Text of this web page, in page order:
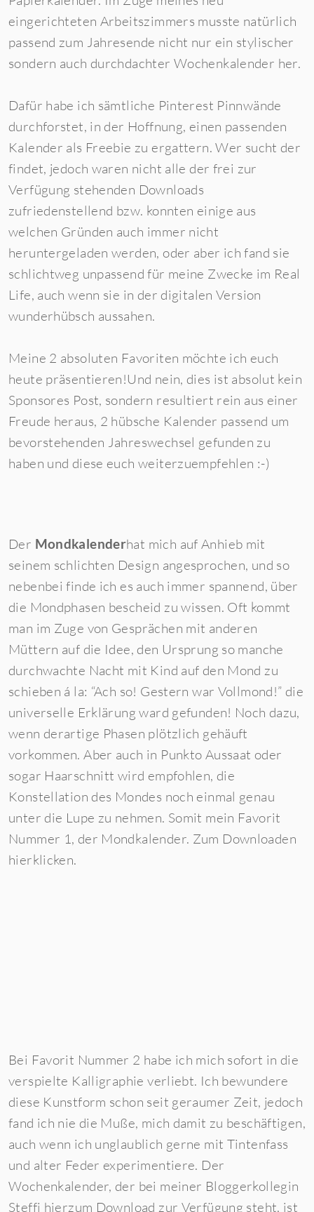
eingerichteten Arbeitszimmers musste natürlich
passend zum Jahresende nicht nur ein stylischer
sondern auch durchdachter Wochenkalender her.
Dafür habe ich sämtliche Pinterest Pinnwände
durchforstet, in der Hoffnung, einen passenden
Kalender als Freebie zu ergattern. Wer sucht der
findet, jedoch waren nicht alle der frei zur
Verfügung stehenden Downloads
zufriedenstellend bzw. konnten einige aus
welchen Gründen auch immer nicht
heruntergeladen werden, oder aber ich fand sie
schlichtweg unpassend für meine Zwecke im Real
Life, auch wenn sie in der digitalen Version
wunderhübsch aussahen.
Meine 2 absoluten Favoriten möchte ich euch
heute präsentieren!Und nein, dies ist absolut kein
Sponsores Post, sondern resultiert rein aus einer
Freude heraus, 2 hübsche Kalender passend um
bevorstehenden Jahreswechsel gefunden zu
haben und diese euch weiterzuempfehlen :-)
Der Mondkalenderhat mich auf Anhieb mit
seinem schlichten Design angesprochen, und so
nebenbei finde ich es auch immer spannend, über
die Mondphasen bescheid zu wissen. Oft kommt
man im Zuge von Gesprächen mit anderen
Müttern auf die Idee, den Ursprung so manche
durchwachte Nacht mit Kind auf den Mond zu
schieben á la: “Ach so! Gestern war Vollmond!” die
universelle Erklärung ward gefunden! Noch dazu,
wenn derartige Phasen plötzlich gehäuft
vorkommen. Aber auch in Punkto Aussaat oder
sogar Haarschnitt wird empfohlen, die
Konstellation des Mondes noch einmal genau
unter die Lupe zu nehmen. Somit mein Favorit
Nummer 1, der Mondkalender. Zum Downloaden
hierklicken.
Bei Favorit Nummer 2 habe ich mich sofort in die
verspielte Kalligraphie verliebt. Ich bewundere
diese Kunstform schon seit geraumer Zeit, jedoch
fand ich nie die Muße, mich damit zu beschäftigen,
auch wenn ich unglaublich gerne mit Tintenfass
und alter Feder experimentiere. Der
Wochenkalender, der bei meiner Bloggerkollegin
Steffi hierzum Download zur Verfügung steht, ist